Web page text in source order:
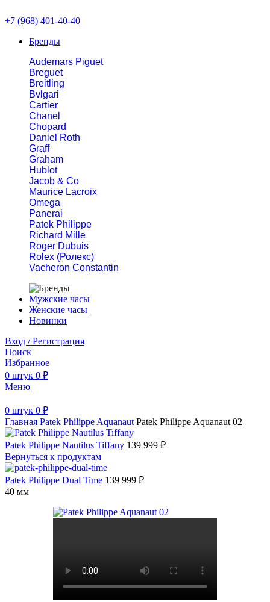
+7 (968) 401-40-40
Бренды
Audemars Piguet
Breguet
Breitling
Bvlgari
Cartier
Chanel
Chopard
Daniel Roth
Graff
Graham
Hublot
Jacob & Co
Maurice Lacroix
Omega
Panerai
Patek Philippe
Richard Mille
Roger Dubuis
Rolex (Ролекс)
Vacheron Constantin
Мужские часы
Женские часы
Новинки
Вход / Регистрация
Поиск
Избранное
0 штук 0 ₽
Меню
0 штук 0 ₽
Главная Patek Philippe Aquanaut Patek Philippe Aquanaut 02
Patek Philippe Nautilus Tiffany 139 999 ₽
Вернуться к продуктам
Patek Philippe Dual Time 139 999 ₽
40 мм